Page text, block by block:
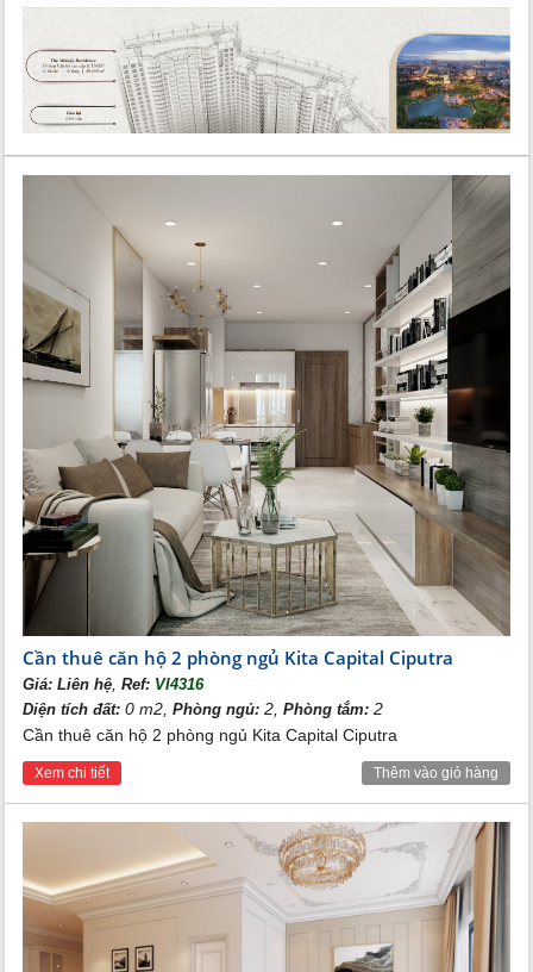
Dự án The Melody Ciputra - Kita Capital được thừa hưởng
phong thủy thịnh vượng từ mảnh đất cửa ngõ Tây Bắc của Thủ
đô với sông Hồng long mạch và hồ Tây lịch sử. Dự án nằm cạnh
loạt tuyến đường huyết mạch của Thủ đô chạy thẳng tới sân
bay Nội Bài, mang đến sự thuận tiện trong di chuyển của cư
dân.
Chủ nhân căn hộ The Melody Residence Ciputra sẽ dễ dàng đi
học, đi làm, gặp gỡ đối tác hoặc thậm chí có được các cơ hội
đầu tư từ những đối tác đầy tiềm năng trong nội khu chung cư.
Tọa độ kết nối vùng hoàn hảo mang đến tiện ích đẳng cấp cho
chung cư cao cấp The Melody Ciputra - Kita Capital. Cư dân
được tiếp cận các dịch vụ giáo dục, khu vui chơi giải trí, bệnh
viện, trung tâm mua sắm thương mại… Di chuyển đến các nhà
máy tại các khu công nghiệp lân cận: Yamaha, Honda,
Panasonic, Samsung Bắc Ninh….
Thiết kế đa dạng căn hộ The Melody Ciputra - Kita
Chung cư The Melody Residence Ciputra
gồm 11 block cao 40
tầng. Phân khu được xây dựng trên nền diện tích rộng lớn gần
60.000m2 bao gồm cả các tiện ích đa dạng nội khu.
Cần thuê căn hộ 2 phòng ngủ Kita Capital Ciputra
Giá:Liên hệ ,Ref: VI4316
Diện tích đất: 0 m2,Phòng ngủ: 2,Phòng tắm: 2
Cần thuê căn hộ 2 phòng ngủ Kita Capital Ciputra
Xem chi tiết Thêm vào giỏ hàng